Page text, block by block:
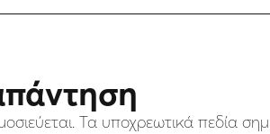
Τα υποχρεωτικά πεδία